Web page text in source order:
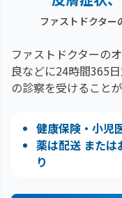
ファストドクター
ファストドクターの
良などに24時間365日
の診察を受けることが
健康保険・小児
薬は配送 または
り